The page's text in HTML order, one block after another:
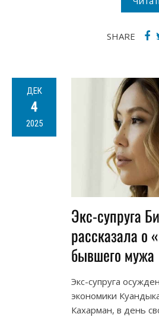
SHARE
ДЕК
4
2025
Экс-супруга
рассказала о
бывшего мужа
Экс-супруга
экономики
Кахарман, в день